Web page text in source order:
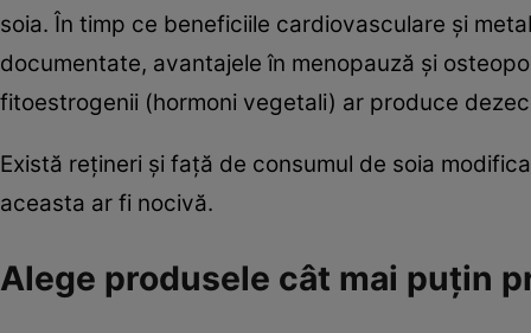
soia. În timp ce beneficiile cardiovasculare şi
documentate, avantajele în menopauză şi
fitoestrogenii (hormoni vegetali) ar produce
Există reţineri şi faţă de consumul de soia
aceasta ar fi nocivă.
Alege produsele cât mai puţin